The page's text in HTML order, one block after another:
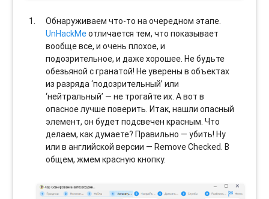
Обнаруживаем что-то на очередном этапе.
UnHackMeотличается тем, что показывает
вообще все, и очень плохое, и
подозрительное, и даже хорошее. Не будьте
обезьяной с гранатой! Не уверены в объектах
из разряда ‘подозрительный’ или
‘нейтральный’ — не трогайте их. А вот в
опасное лучше поверить. Итак, нашли опасный
элемент, он будет подсвечен красным. Что
делаем, как думаете? Правильно — убить! Ну
или в английской версии — Remove Checked. В
общем, жмем красную кнопку.